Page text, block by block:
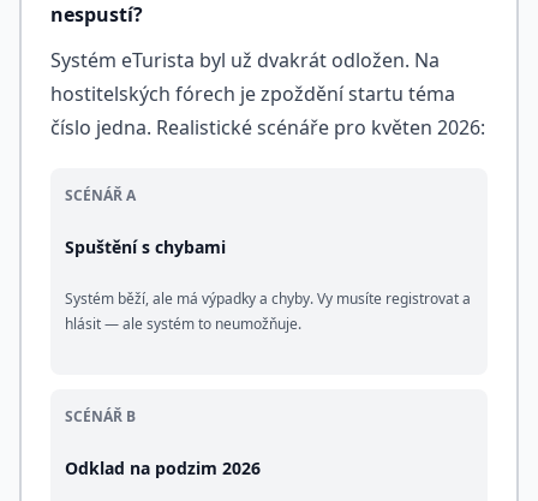
nespustí?
Systém eTurista byl už dvakrát odložen. Na
hostitelských fórech je zpoždění startu téma
číslo jedna. Realistické scénáře pro květen 2026:
SCÉNÁŘ A
Spuštění s chybami
Systém běží, ale má výpadky a chyby. Vy musíte registrovat a
hlásit — ale systém to neumožňuje.
SCÉNÁŘ B
Odklad na podzim 2026